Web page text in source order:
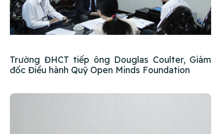
Trường ĐHCT tiếp ông Douglas Coulter, Giám
đốc Điều hành Quỹ Open Minds Foundation